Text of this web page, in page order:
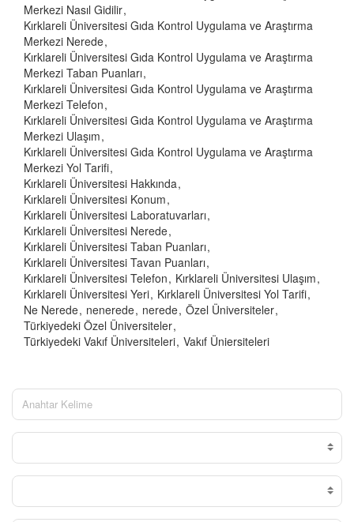
Merkezi Nasıl Gidilir
Kırklareli Üniversitesi Gıda Kontrol Uygulama ve Araştırma
Merkezi Nerede
Kırklareli Üniversitesi Gıda Kontrol Uygulama ve Araştırma
Merkezi Taban Puanları
Kırklareli Üniversitesi Gıda Kontrol Uygulama ve Araştırma
Merkezi Telefon
Kırklareli Üniversitesi Gıda Kontrol Uygulama ve Araştırma
Merkezi Ulaşım
Kırklareli Üniversitesi Gıda Kontrol Uygulama ve Araştırma
Merkezi Yol Tarifi
Kırklareli Üniversitesi Hakkında
Kırklareli Üniversitesi Konum
Kırklareli Üniversitesi Laboratuvarları
Kırklareli Üniversitesi Nerede
Kırklareli Üniversitesi Taban Puanları
Kırklareli Üniversitesi Tavan Puanları
Kırklareli Üniversitesi Telefon Kırklareli Üniversitesi Ulaşım
Kırklareli Üniversitesi Yeri Kırklareli Üniversitesi Yol Tarifi
Ne Nerede nenerede nerede Özel Üniversiteler
Türkiyedeki Özel Üniversiteler
Türkiyedeki Vakıf Üniversiteleri Vakıf Üniersiteleri